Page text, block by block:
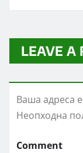
LEAVE A
Ваша адреса
Неопходна
Comment